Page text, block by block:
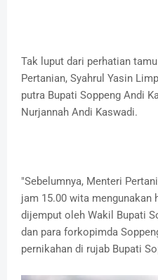
Tak luput dari perhatian
Pertanian, Syahrul Yasin
putra Bupati Soppeng Andi
Nurjannah Andi Kaswadi.
"Sebelumnya, Menteri
jam 15.00 wita mengunakan
dijemput oleh Wakil Bupati
dan para forkopimda
pernikahan di rujab Bupati